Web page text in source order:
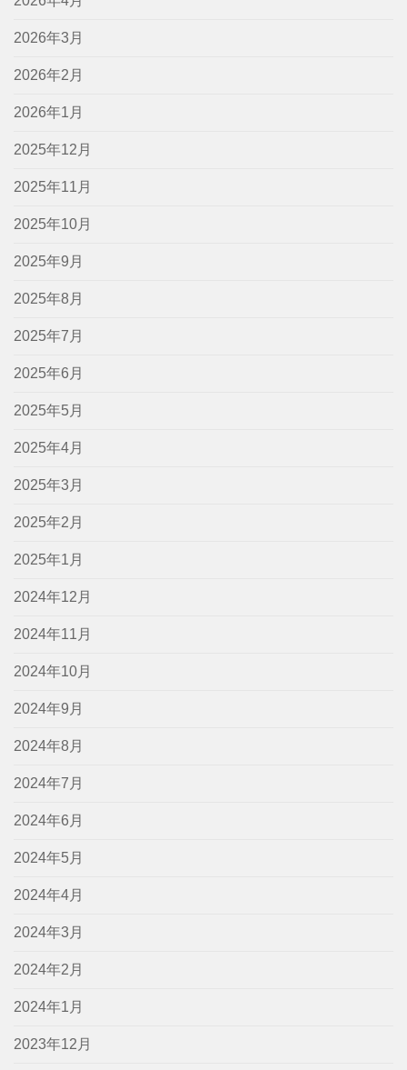
2026年3月
2026年2月
2026年1月
2025年12月
2025年11月
2025年10月
2025年9月
2025年8月
2025年7月
2025年6月
2025年5月
2025年4月
2025年3月
2025年2月
2025年1月
2024年12月
2024年11月
2024年10月
2024年9月
2024年8月
2024年7月
2024年6月
2024年5月
2024年4月
2024年3月
2024年2月
2024年1月
2023年12月